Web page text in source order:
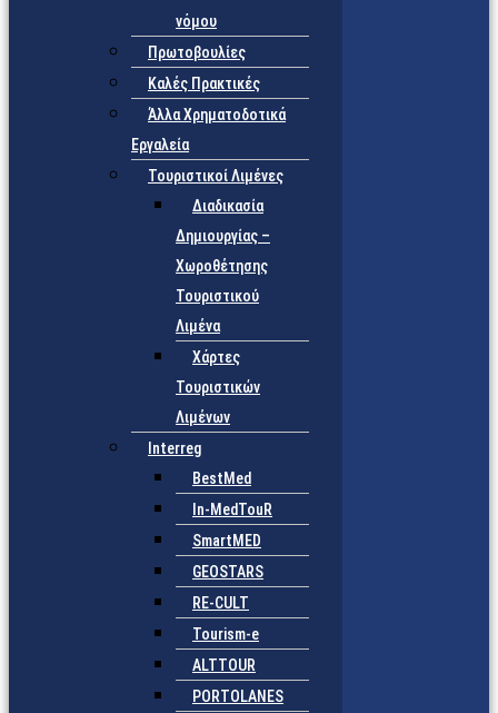
νόμου
Πρωτοβουλίες
Καλές Πρακτικές
Άλλα Χρηματοδοτικά
Εργαλεία
Τουριστικοί Λιμένες
Διαδικασία
Δημιουργίας –
Χωροθέτησης
Τουριστικού
Λιμένα
Χάρτες
Τουριστικών
Λιμένων
Interreg
BestMed
In-MedTouR
SmartMED
GEOSTARS
RE-CULT
Tourism-e
ALTTOUR
PORTOLANES